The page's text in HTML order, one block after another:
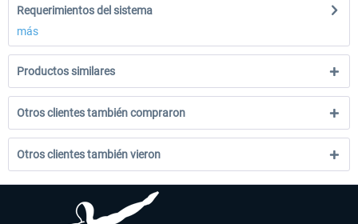
Requerimientos del sistema
más
Productos similares
Otros clientes también compraron
Otros clientes también vieron